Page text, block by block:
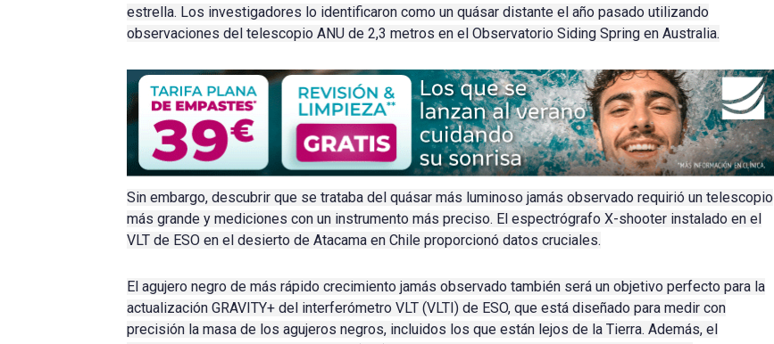
estrella. Los investigadores lo identificaron como un quásar distante el año pasado utilizando
observaciones del telescopio ANU de 2,3 metros en el Observatorio Siding Spring en Australia.
Sin embargo, descubrir que se trataba del quásar más luminoso jamás observado requirió un telescopio
más grande y mediciones con un instrumento más preciso. El espectrógrafo X-shooter instalado en el
VLT de ESO en el desierto de Atacama en Chile proporcionó datos cruciales.
El agujero negro de más rápido crecimiento jamás observado también será un objetivo perfecto para la
actualización GRAVITY+ del interferómetro VLT (VLTI) de ESO, que está diseñado para medir con
precisión la masa de los agujeros negros, incluidos los que están lejos de la Tierra. Además, el